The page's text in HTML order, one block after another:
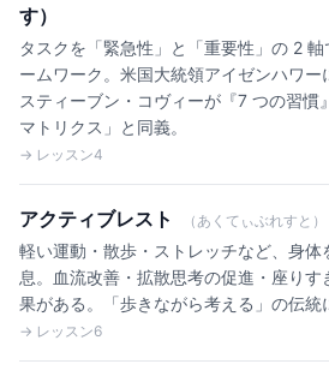
す）
タスクを「緊急性」と「重要性」の 2
ームワーク。米国大統領アイゼンハワー
スティーブン・コヴィーが『7 つの習慣
マトリクス」と同義。
→ レッスン4
アクティブレスト （あくてぃぶれすと）
軽い運動・散歩・ストレッチなど、身体
息。血流改善・拡散思考の促進・座りす
果がある。「歩きながら考える」の伝統
→ レッスン6